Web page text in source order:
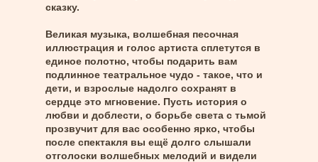
сказку.
Великая музыка, волшебная песочная
иллюстрация и голос артиста сплетутся в
единое полотно, чтобы подарить вам
подлинное театральное чудо - такое, что и
дети, и взрослые надолго сохранят в
сердце это мгновение. Пусть история о
любви и доблести, о борьбе света с тьмой
прозвучит для вас особенно ярко, чтобы
после спектакля вы ещё долго слышали
отголоски волшебных мелодий и видели